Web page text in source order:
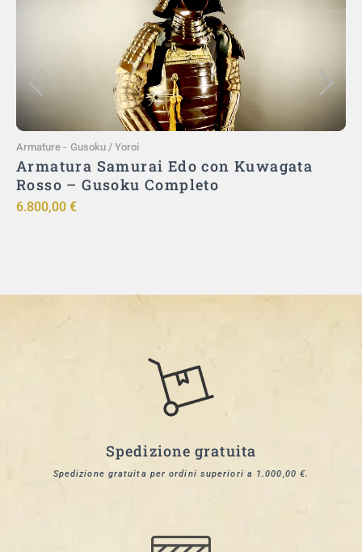
Aggiungi al carrello
Armature - Gusoku / Yoroi
Armatura Samurai Edo con Kuwagata
Rosso – Gusoku Completo
6.800,00 €
Spedizione gratuita
Spedizione gratuita per ordini superiori a 1.000,00 €.